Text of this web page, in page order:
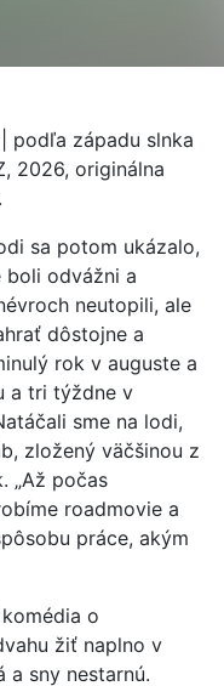
podľa západu slnka
2026, originálna
sa potom ukázalo,
boli odvážni a
neutopili, ale
dôstojne a
rok v auguste a
a tri týždne v
sme na lodi,
zložený väčšinou z
„Až počas
roadmovie a
práce, akým
o
žiť naplno v
a sny nestarnú.